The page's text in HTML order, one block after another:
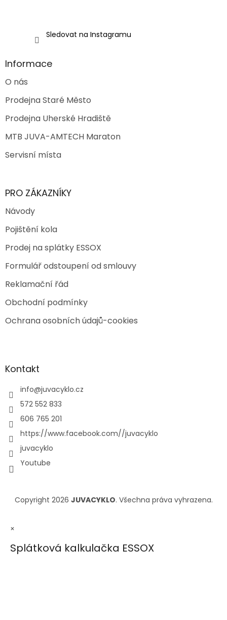
Sledovat na Instagramu
Informace
O nás
Prodejna Staré Město
Prodejna Uherské Hradiště
MTB JUVA-AMTECH Maraton
Servisní místa
PRO ZÁKAZNÍKY
Návody
Pojištění kola
Prodej na splátky ESSOX
Formulář odstoupení od smlouvy
Reklamační řád
Obchodní podmínky
Ochrana osobních údajů-cookies
Kontakt
info@juvacyklo.cz
572 552 833
606 765 201
https://www.facebook.com//juvacyklo
juvacyklo
Youtube
Copyright 2026 JUVACYKLO. Všechna práva vyhrazena.
×
Splátková kalkulačka ESSOX